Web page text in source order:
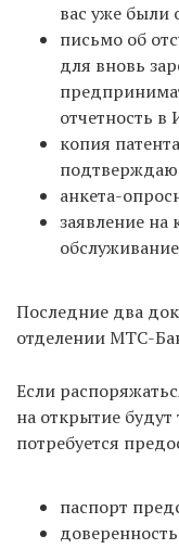
вас уже были
письмо об
для вновь
отчетность
копия
анкета-
заявление на
Последние два
отделении МТС-
Если
на открытие
потребуется
паспорт